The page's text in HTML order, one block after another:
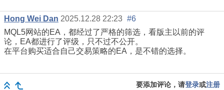
Hong Wei Dan 2025.12.28 22:23 #6
MQL5网站的EA，都经过了严格的筛选，看版主以前的评
论，EA都进行了评级，只不过不公开。
在平台购买适合自己交易策略的EA，是不错的选择。
要添加评论，请登录或注册